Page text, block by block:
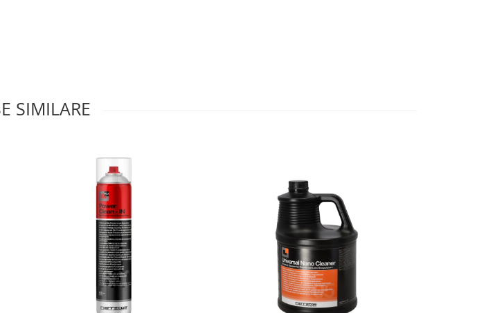
SIMILARE